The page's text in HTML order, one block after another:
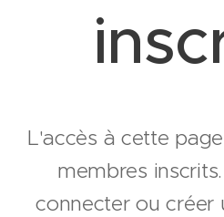
L'accès à cette
membres
connecter ou